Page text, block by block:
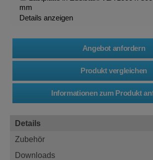
mm
Details anzeigen
Details
Zubehör
Downloads